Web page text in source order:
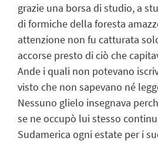
grazie una borsa di studio, a
di formiche della foresta
attenzione non fu catturata
accorse presto di ciò che
Ande i quali non potevano
visto che non sapevano né
Nessuno glielo insegnava
se ne occupò lui stesso
Sudamerica ogni estate per i